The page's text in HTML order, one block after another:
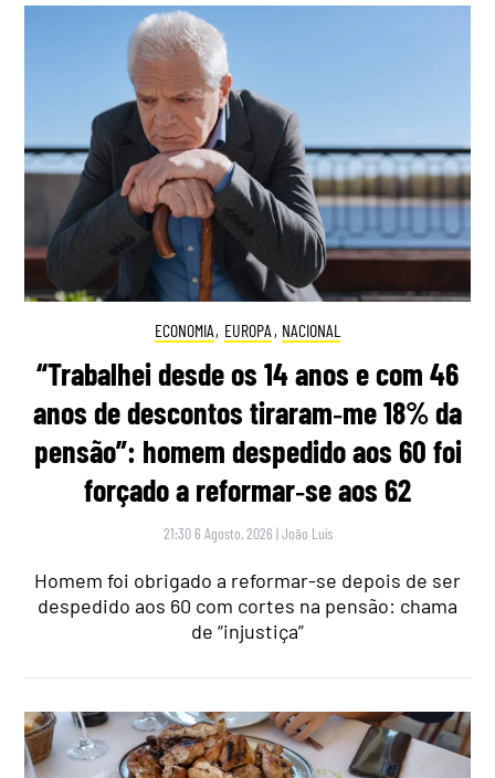
ECONOMIA, EUROPA , NACIONAL
“Trabalhei desde os 14 anos e com 46
anos de descontos tiraram‑me 18% da
pensão”: homem despedido aos 60 foi
forçado a reformar‑se aos 62
21:30 6 Agosto, 2026 |João Luís
Homem foi obrigado a reformar-se depois de ser
despedido aos 60 com cortes na pensão: chama
de “injustiça”